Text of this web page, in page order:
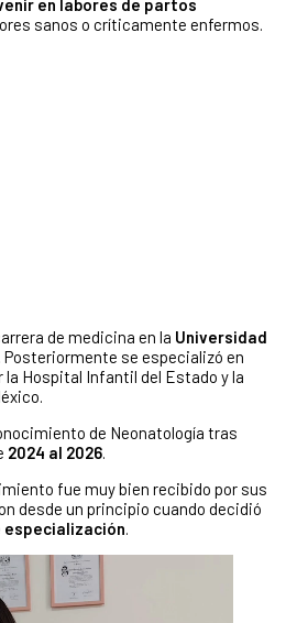
en labores de partos
sanos o críticamente enfermos.
de medicina en la Universidad
. Posteriormente se especializó en
la Hospital Infantil del Estado y la
de Neonatología tras
2024 al 2026.
fue muy bien recibido por sus
desde un principio cuando decidió
especialización.